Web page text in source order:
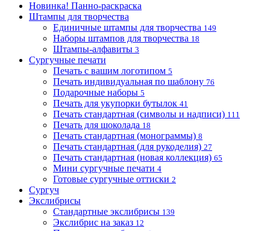
Новинка! Панно-раскраска
Штампы для творчества
Единичные штампы для творчества 149
Наборы штампов для творчества 18
Штампы-алфавиты 3
Сургучные печати
Печать с вашим логотипом 5
Печать индивидуальная по шаблону 76
Подарочные наборы 5
Печать для укупорки бутылок 41
Печать стандартная (символы и надписи) 111
Печать для шоколада 18
Печать стандартная (монограммы) 8
Печать стандартная (для рукоделия) 27
Печать стандартная (новая коллекция) 65
Мини сургучные печати 4
Готовые сургучные оттиски 2
Сургуч
Экслибрисы
Стандартные экслибрисы 139
Экслибрис на заказ 12